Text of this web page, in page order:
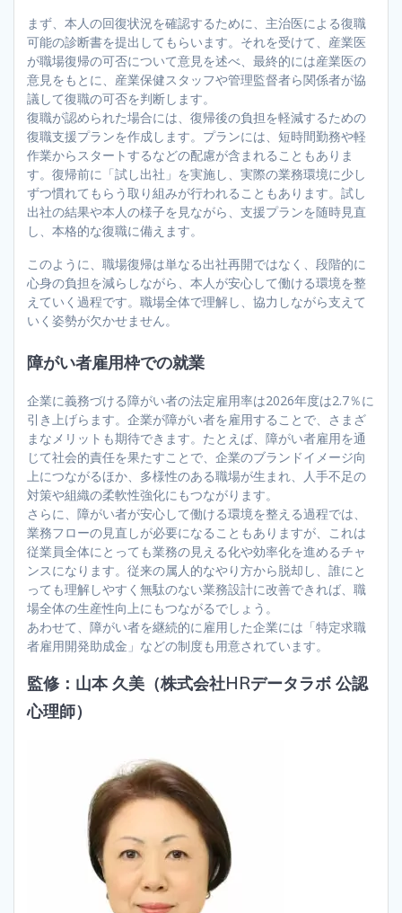
まず、本人の回復状況を確認するために、主治医による復職
可能の診断書を提出してもらいます。それを受けて、産業医
が職場復帰の可否について意見を述べ、最終的には産業医の
意見をもとに、産業保健スタッフや管理監督者ら関係者が協
議して復職の可否を判断します。
復職が認められた場合には、復帰後の負担を軽減するための
復職支援プランを作成します。プランには、短時間勤務や軽
作業からスタートするなどの配慮が含まれることもありま
す。復帰前に「試し出社」を実施し、実際の業務環境に少し
ずつ慣れてもらう取り組みが行われることもあります。試し
出社の結果や本人の様子を見ながら、支援プランを随時見直
し、本格的な復職に備えます。
このように、職場復帰は単なる出社再開ではなく、段階的に
心身の負担を減らしながら、本人が安心して働ける環境を整
えていく過程です。職場全体で理解し、協力しながら支えて
いく姿勢が欠かせません。
障がい者雇用枠での就業
企業に義務づける障がい者の法定雇用率は2026年度は2.7％に
引き上げらます。企業が障がい者を雇用することで、さまざ
まなメリットも期待できます。たとえば、障がい者雇用を通
じて社会的責任を果たすことで、企業のブランドイメージ向
上につながるほか、多様性のある職場が生まれ、人手不足の
対策や組織の柔軟性強化にもつながります。
さらに、障がい者が安心して働ける環境を整える過程では、
業務フローの見直しが必要になることもありますが、これは
従業員全体にとっても業務の見える化や効率化を進めるチャ
ンスになります。従来の属人的なやり方から脱却し、誰にと
っても理解しやすく無駄のない業務設計に改善できれば、職
場全体の生産性向上にもつながるでしょう。
あわせて、障がい者を継続的に雇用した企業には「特定求職
者雇用開発助成金」などの制度も用意されています。
監修：山本 久美（株式会社HRデータラボ 公認
心理師）